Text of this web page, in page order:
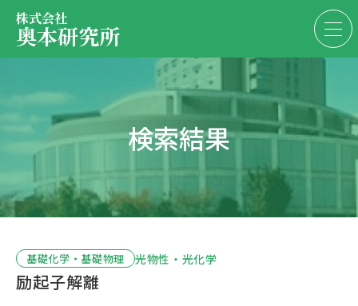
株式会社
奥本研究所
会社・決算情報
代表紹介
お問い合わせ
EN JP
お問い合わせ
検索結果
基礎化学・基礎物理 光物性・光化学
励起子解離